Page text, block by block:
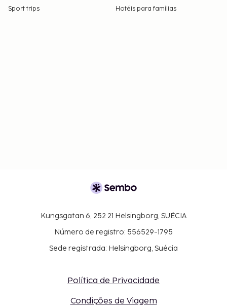
Sport trips Hotéis para famílias
Kungsgatan 6, 252 21 Helsingborg, SUÉCIA
Número de registro: 556529-1795
Sede registrada: Helsingborg, Suécia
Política de Privacidade
Condições de Viagem